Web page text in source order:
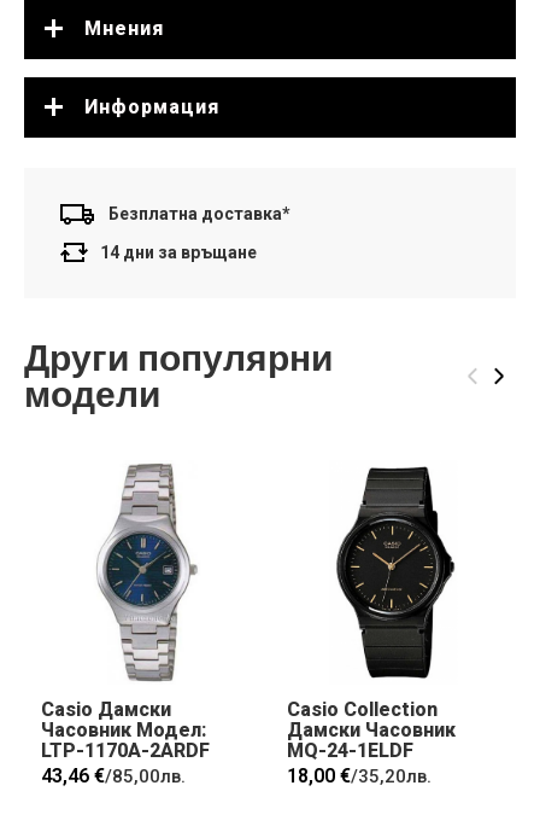
Мнения
Информация
Безплатна доставка*
14 дни за връщане
Други популярни
модели ‹ ›
Casio Дамски
Часовник Модел:
LTP-1170A-2ARDF
43,46 €/85,00лв.
Casio Collection
Дамски Часовник
MQ-24-1ELDF
18,00 €/35,20лв.